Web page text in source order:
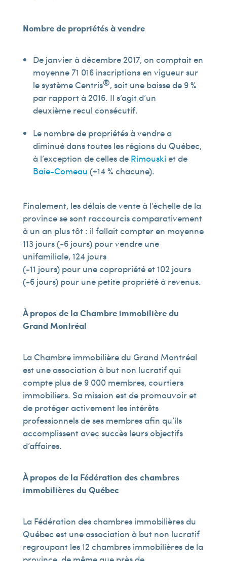
Nombre de propriétés à vendre
De janvier à décembre 2017, on comptait en
moyenne 71 016 inscriptions en vigueur sur
le système Centris®, soit une baisse de 9 %
par rapport à 2016. Il s’agit d’un
deuxième recul consécutif.
Le nombre de propriétés à vendre a
diminué dans toutes les régions du Québec,
à l’exception de celles de Rimouski et de
Baie-Comeau (+14 % chacune).
Finalement, les délais de vente à l’échelle de la
province se sont raccourcis comparativement
à un an plus tôt : il fallait compter en moyenne
113 jours (-6 jours) pour vendre une
unifamiliale, 124 jours
(-11 jours) pour une copropriété et 102 jours
(-6 jours) pour une petite propriété à revenus.
À propos de la Chambre immobilière du
Grand Montréal
La Chambre immobilière du Grand Montréal
est une association à but non lucratif qui
compte plus de 9 000 membres, courtiers
immobiliers. Sa mission est de promouvoir et
de protéger activement les intérêts
professionnels de ses membres afin qu’ils
accomplissent avec succès leurs objectifs
d’affaires.
À propos de la Fédération des chambres
immobilières du Québec
La Fédération des chambres immobilières du
Québec est une association à but non lucratif
regroupant les 12 chambres immobilières de la